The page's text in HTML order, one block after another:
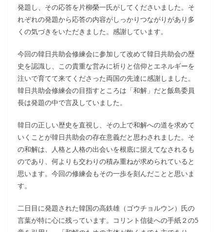
発題し、その応答を片柳榮一氏がしてくださいました。そ
れぞれの発題から応答の内容がしっかりつながりがあり多
くの気づきをいただきました。感謝しています。
今回の韓日共助会修練会に参加して改めて韓日共助会の歴
史を認識し、この貴重な営みに祈りと信仰とエネルギーを
注いで育てて来てくださった両国の先達に感謝しました。
韓日共助会修練会の目指すところは「和解」だと飯島委員
長は発題の中で言及していました。
韓日の正しい歴史を直視し、その上で和解への道を求めて
いくことが韓日共助会の存在意義だと思わされました。そ
の和解は、人格と人格の出会いを根底に据えてなされるも
のであり、何よりも交わりの積み重ねが求められていると
思います。今回の修練会もその一歩を刻んだことと思いま
す。
二日目に発題された韓国の高鉄雄（ゴウチョルウン）氏の
言葉が特に心に残っています。コリント信徒への手紙２の5